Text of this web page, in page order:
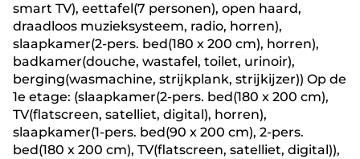
smart TV), eettafel(7 personen), open haard,
draadloos muzieksysteem, radio, horren),
slaapkamer(2-pers. bed(180 x 200 cm), horren),
badkamer(douche, wastafel, toilet, urinoir),
berging(wasmachine, strijkplank, strijkijzer)) Op de
1e etage: (slaapkamer(2-pers. bed(180 x 200 cm),
TV(flatscreen, satelliet, digital), horren),
slaapkamer(1-pers. bed(90 x 200 cm), 2-pers.
bed(180 x 200 cm), TV(flatscreen, satelliet, digital)),